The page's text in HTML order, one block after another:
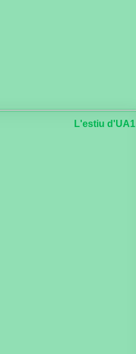
L'estiu d'UA1